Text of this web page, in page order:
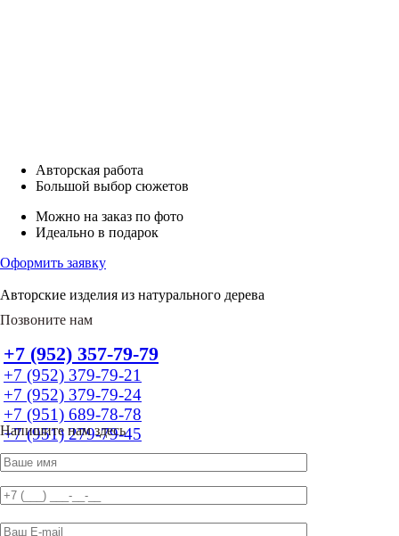
Авторская работа
Большой выбор сюжетов
Можно на заказ по фото
Идеально в подарок
Оформить заявку
Авторские изделия из натурального дерева
Позвоните нам
+7 (952) 357-79-79
+7 (952) 379-79-21
+7 (952) 379-79-24
+7 (951) 689-78-78
+7 (951) 279-79-45
Напишите нам здесь